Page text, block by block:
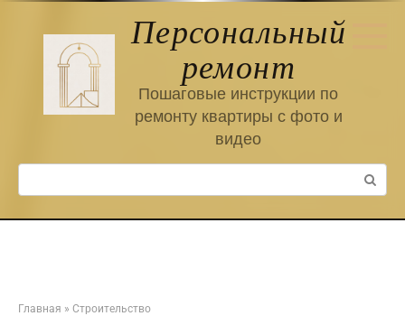
Персональный
ремонт
Пошаговые инструкции по
ремонту квартиры с фото и
видео
Поиск:
Главная » Строительство